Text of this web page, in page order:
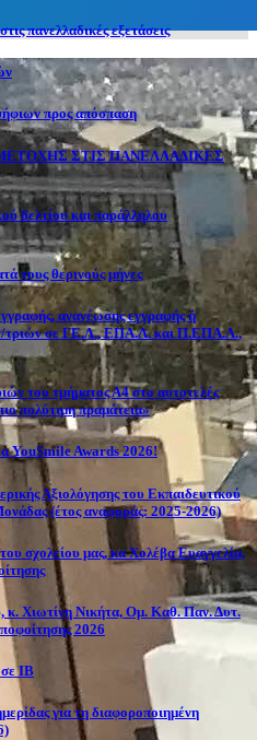
πανελλαδικές εξετάσεις
προς απόσπαση
ΣΤΙΣ ΠΑΝΕΛΛΑΔΙΚΕΣ
δελτίου και παράλληλου
τους θερινούς μήνες
ανανέωσης εγγραφής ή
τριών σε ΓΕ.Λ., ΕΠΑ.Λ. και Π.ΕΠΑ.Λ.,
του τμήματος Α4 στο αυτοτελές
πολύτιμη πραμάτεια»
YouSmile Awards 2026!
Αξιολόγησης του Εκπαιδευτικού
(έτος αναφοράς: 2025-2026)
σχολείου μας, κα Χολέβα Ευαγγελία,
κ. Χιωτίνη Νικήτα, Ομ. Καθ. Παν. Δυτ.
2026
ΙΒ
για τη διαφοροποιημένη